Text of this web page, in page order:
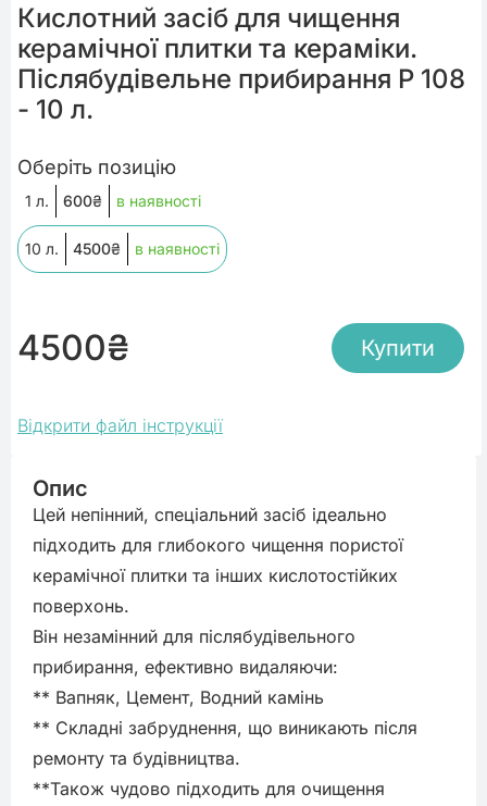
Кислотний засіб для чищення
керамічної плитки та кераміки.
Післябудівельне прибирання P 108
- 10 л.
Оберіть позицію
1 л. 600₴ в наявності
10 л. 4500₴ в наявності
4500₴ Купити
Відкрити файл інструкції
Опис
Цей непінний, спеціальний засіб ідеально
підходить для глибокого чищення пористої
керамічної плитки та інших кислотостійких
поверхонь.
Він незамінний для післябудівельного
прибирання, ефективно видаляючи:
** Вапняк, Цемент, Водний камінь
** Складні забруднення, що виникають після
ремонту та будівництва.
**Також чудово підходить для очищення